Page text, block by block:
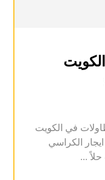
في الكويت
الكراسي
...